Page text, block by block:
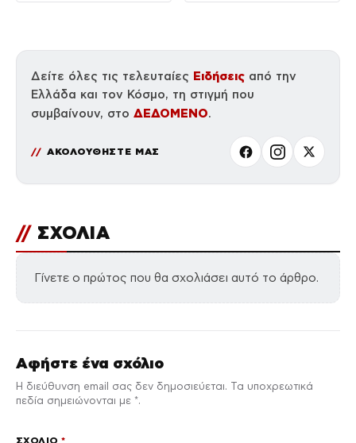
Δείτε όλες τις τελευταίες Ειδήσεις από την
Ελλάδα και τον Κόσμο, τη στιγμή που
συμβαίνουν, στο ΔΕΔΟΜΕΝΟ.
ΑΚΟΛΟΥΘΗΣΤΕ ΜΑΣ
// ΣΧΟΛΙΑ
Γίνετε ο πρώτος που θα σχολιάσει αυτό το άρθρο.
Αφήστε ένα σχόλιο
Η διεύθυνση email σας δεν δημοσιεύεται. Τα υποχρεωτικά
πεδία σημειώνονται με *.
ΣΧΌΛΙΟ*